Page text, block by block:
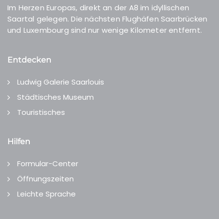
Im Herzen Europas, direkt an der A8 im idyllischen
Saartal gelegen. Die nächsten Flughäfen Saarbrücken
und Luxembourg sind nur wenige Kilometer entfernt.
Entdecken
Ludwig Galerie Saarlouis
Städtisches Museum
Touristisches
Hilfen
Formular-Center
Öffnungszeiten
Leichte Sprache